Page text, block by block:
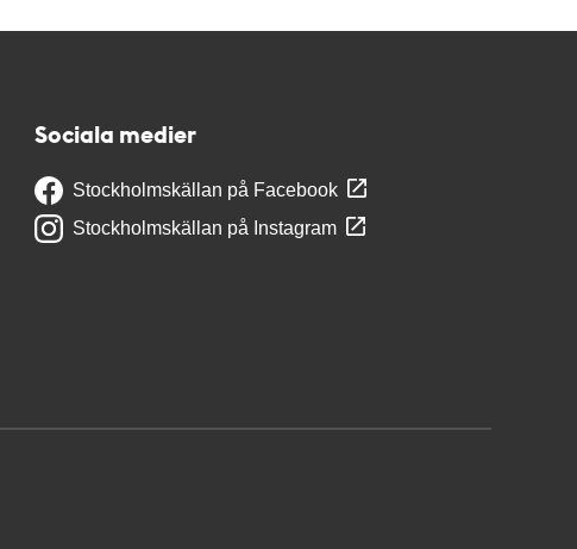
Sociala medier
Stockholmskällan på Facebook
Stockholmskällan på Instagram